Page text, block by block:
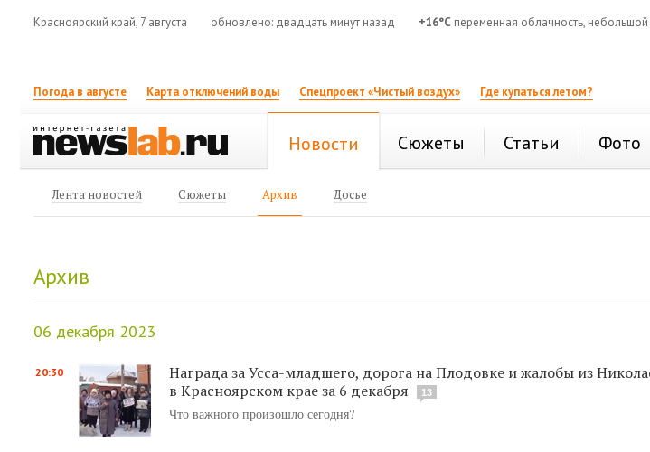
Красноярский край, 7 августа обновлено: двадцать минут назад +16°C переменная облачность,
Погода в августе Карта отключений воды Спецпроект «Чистый воздух» Где купаться летом?
Новости Сюжеты Статьи Фото
Лента новостей Сюжеты Архив Досье
Архив
06 декабря 2023
20:30
Награда за Усса-младшего, дорога на Плодовке и жалобы из
в Красноярском крае за 6 декабря
13
Что важного произошло сегодня?